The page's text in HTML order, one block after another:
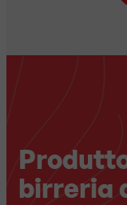
birreria